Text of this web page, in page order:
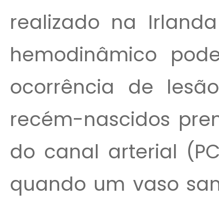
realizado na
hemodinâmico
ocorrência de
recém-nascidos
do canal arterial
quando um vaso